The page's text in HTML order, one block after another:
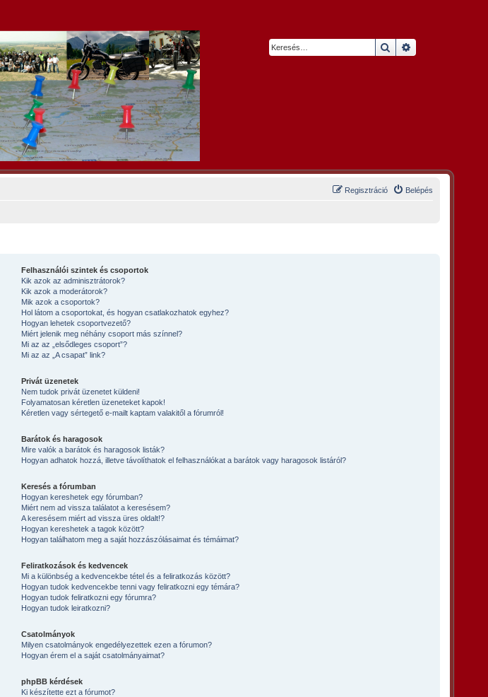
Keresés
Belépés
Regisztráció
Felhasználói szintek és csoportok
Kik azok az adminisztrátorok?
Kik azok a moderátorok?
Mik azok a csoportok?
Hol látom a csoportokat, és hogyan csatlakozhatok egyhez?
Hogyan lehetek csoportvezető?
Miért jelenik meg néhány csoport más színnel?
Mi az az „elsődleges csoport”?
Mi az az „A csapat” link?
Privát üzenetek
Nem tudok privát üzenetet küldeni!
Folyamatosan kéretlen üzeneteket kapok!
Kéretlen vagy sértegető e-mailt kaptam valakitől a fórumról!
Barátok és haragosok
Mire valók a barátok és haragosok listák?
Hogyan adhatok hozzá, illetve távolíthatok el felhasználókat a barátok vagy haragosok listáról?
Keresés a fórumban
Hogyan kereshetek egy fórumban?
Miért nem ad vissza találatot a keresésem?
A keresésem miért ad vissza üres oldalt!?
Hogyan kereshetek a tagok között?
Hogyan találhatom meg a saját hozzászólásaimat és témáimat?
Feliratkozások és kedvencek
Mi a különbség a kedvencekbe tétel és a feliratkozás között?
Hogyan tudok kedvencekbe tenni vagy feliratkozni egy témára?
Hogyan tudok feliratkozni egy fórumra?
Hogyan tudok leiratkozni?
Csatolmányok
Milyen csatolmányok engedélyezettek ezen a fórumon?
Hogyan érem el a saját csatolmányaimat?
phpBB kérdések
Ki készítette ezt a fórumot?